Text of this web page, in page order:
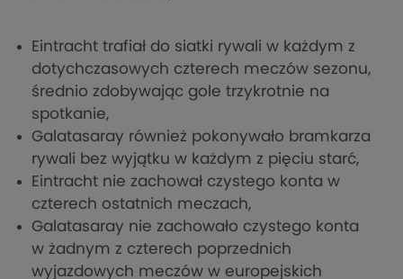
Eintracht trafiał do siatki rywali w każdym z
dotychczasowych czterech meczów sezonu,
średnio zdobywając gole trzykrotnie na
spotkanie,
Galatasaray również pokonywało bramkarza
rywali bez wyjątku w każdym z pięciu starć,
Eintracht nie zachował czystego konta w
czterech ostatnich meczach,
Galatasaray nie zachowało czystego konta
w żadnym z czterech poprzednich
wyjazdowych meczów w europejskich